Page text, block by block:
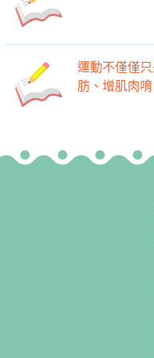
運動不僅僅
肪、增肌肉唷